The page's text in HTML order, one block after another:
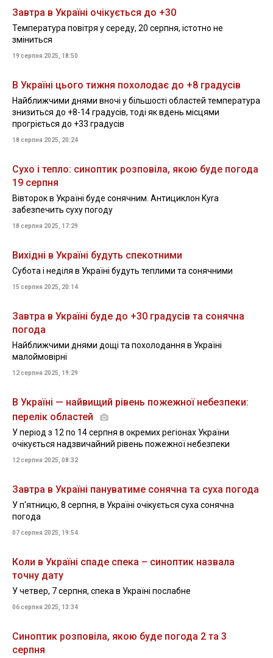
Завтра в Україні очікується до +30
Температура повітря у середу, 20 серпня, істотно не
зміниться
19 серпня 2025, 18:50
В Україні цього тижня похолодає до +8 градусів
Найближчими днями вночі у більшості областей температура
знизиться до +8-14 градусів, тоді як вдень місцями
прогріється до +33 градусів
18 серпня 2025, 20:24
Сухо і тепло: синоптик розповіла, якою буде погода
19 серпня
Вівторок в Україні буде сонячним. Антициклон Kyra
забезпечить суху погоду
18 серпня 2025, 17:29
Вихідні в Україні будуть спекотними
Субота і неділя в Україні будуть теплими та сонячними
15 серпня 2025, 20:14
Завтра в Україні буде до +30 градусів та сонячна
погода
Найближчими днями дощі та похолодання в Україні
малоймовірні
12 серпня 2025, 19:29
В Україні — найвищий рівень пожежної небезпеки:
перелік областей
У період з 12 по 14 серпня в окремих регіонах України
очікується надзвичайний рівень пожежної небезпеки
12 серпня 2025, 08:32
Завтра в Україні пануватиме сонячна та суха погода
У п'ятницю, 8 серпня, в Україні очікується суха сонячна
погода
07 серпня 2025, 19:54
Коли в Україні спаде спека – синоптик назвала
точну дату
У четвер, 7 серпня, спека в Україні послабне
06 серпня 2025, 13:34
Синоптик розповіла, якою буде погода 2 та 3
серпня